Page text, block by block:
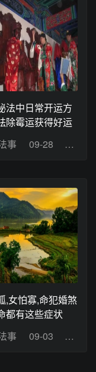
法中日常开运方
除霉运获得好运
事
09-28 浏览
,女怕寡,命犯婚煞
都有这些症状
事
09-03 浏览